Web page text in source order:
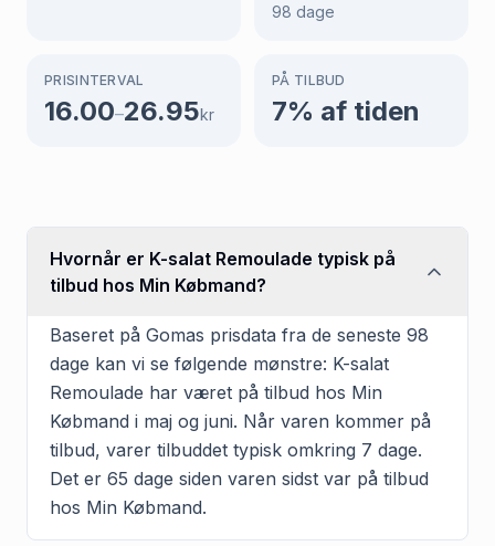
98 dage
PRISINTERVAL
16.00–26.95kr
PÅ TILBUD
7% af tiden
Hvornår er K-salat Remoulade typisk på
tilbud hos Min Købmand?
Baseret på Gomas prisdata fra de seneste 98
dage kan vi se følgende mønstre: K-salat
Remoulade har været på tilbud hos Min
Købmand i maj og juni. Når varen kommer på
tilbud, varer tilbuddet typisk omkring 7 dage.
Det er 65 dage siden varen sidst var på tilbud
hos Min Købmand.